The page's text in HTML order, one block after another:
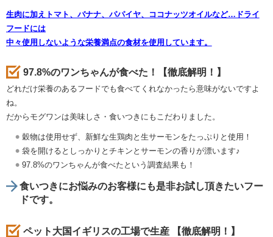
生肉に加えトマト、バナナ、パパイヤ、ココナッツオイルなど…ドライ
フードには
中々使用しないような栄養満点の食材を使用しています。
97.8%のワンちゃんが食べた！【徹底解明！】
どれだけ栄養のあるフードでも食べてくれなかったら意味がないですよ
ね。
だからモグワンは美味しさ・食いつきにもこだわりました。
穀物は使用せず、新鮮な生鶏肉と生サーモンをたっぷりと使用！
袋を開けるとしっかりとチキンとサーモンの香りが漂います♪
97.8%のワンちゃんが食べたという調査結果も！
食いつきにお悩みのお客様にも是非お試し頂きたいフー
ドです。
ペット大国イギリスの工場で生産 【徹底解明！】